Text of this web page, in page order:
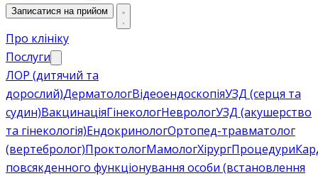
Записатися на прийом
Про клініку
Послуги
ЛОР (дитячий та
дорослий)ДерматологВідеоендоскопіяУЗД (серця та
судин)ВакцинаціяГінекологНеврологУЗД (акушерство
та гінекологія)ЕндокринологОртопед-травматолог
(вертебролог)ПроктологМамологХірургПроцедури
повсякденного функціонування особи (встановлення